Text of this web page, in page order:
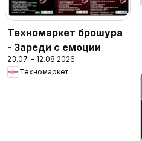
Техномаркет брошура
- Зареди с емоции
23.07. - 12.08.2026
Техномаркет